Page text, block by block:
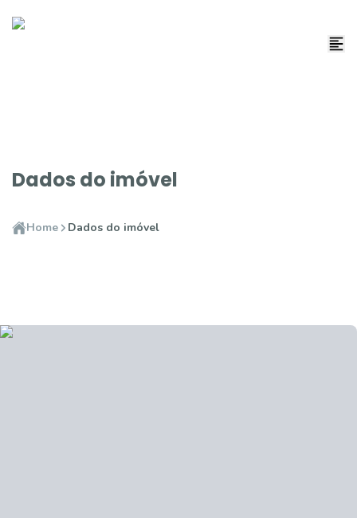
Dados do imóvel
Home Dados do imóvel